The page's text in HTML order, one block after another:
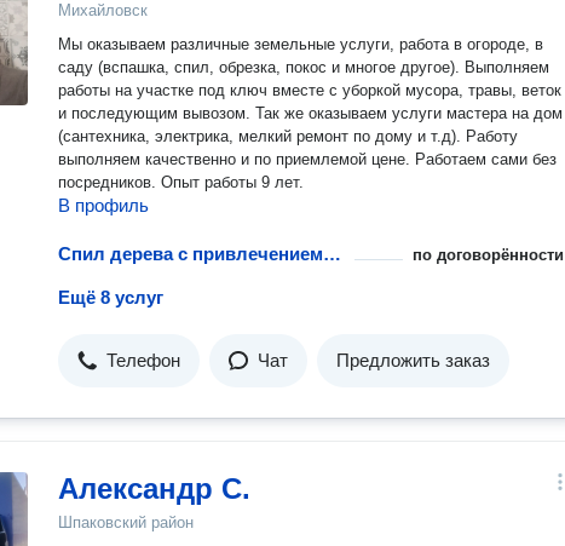
Михайловск
Мы оказываем различные земельные услуги, работа в огороде, в
саду (вспашка, спил, обрезка, покос и многое другое). Выполняем
работы на участке под ключ вместе с уборкой мусора, травы, веток
и последующим вывозом. Так же оказываем услуги мастера на дом
(сантехника, электрика, мелкий ремонт по дому и т.д). Работу
выполняем качественно и по приемлемой цене. Работаем сами без
посредников. Опыт работы 9 лет.
В профиль
Спил дерева с привлечением промышленного альпиниста по договорённости
Ещё 8 услуг
Телефон Чат Предложить заказ
Александр С.
Шпаковский район